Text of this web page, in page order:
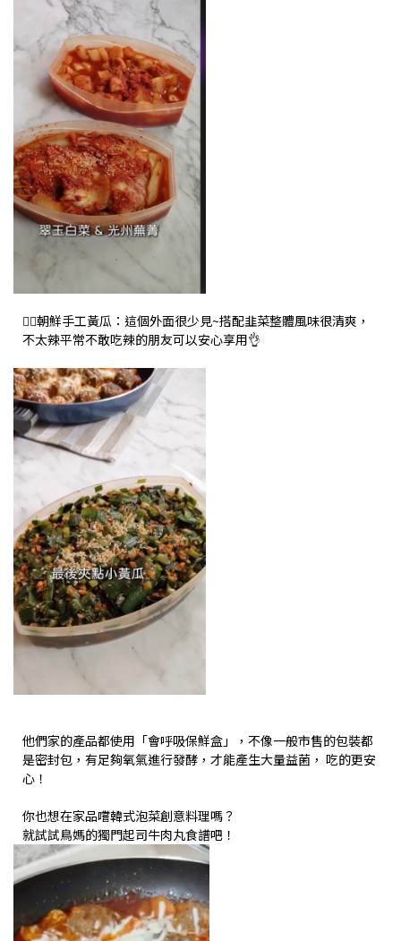
👉🏻朝鮮手工黃瓜：這個外面很少見~搭配韭菜整體風味很清爽，
不太辣平常不敢吃辣的朋友可以安心享用👌
他們家的產品都使用「會呼吸保鮮盒」，不像一般市售的包裝都
是密封包，有足夠氧氣進行發酵，才能產生大量益菌， 吃的更安
心！
你也想在家品嚐韓式泡菜創意料理嗎？
就試試鳥媽的獨門起司牛肉丸食譜吧！